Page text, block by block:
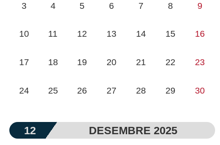
3 4 5 6 7 8 9
10 11 12 13 14 15 16
17 18 19 20 21 22 23
24 25 26 27 28 29 30
12 DESEMBRE 2025